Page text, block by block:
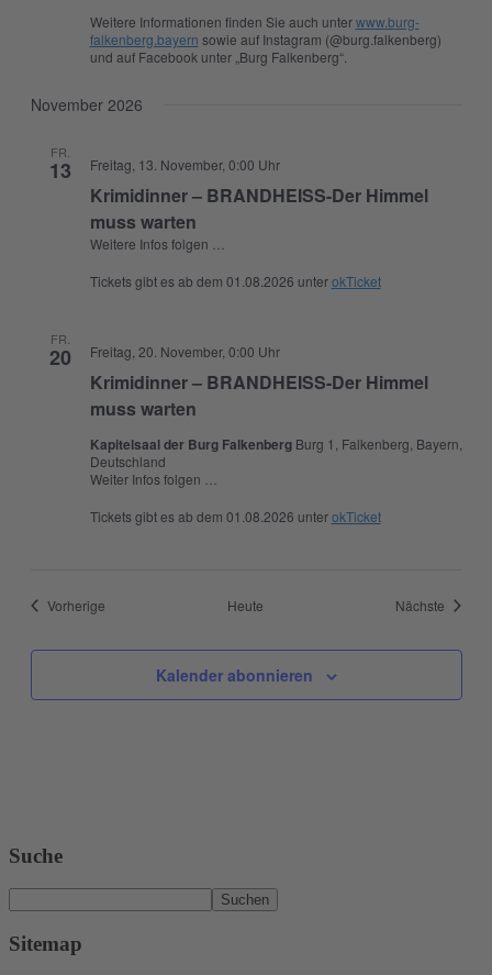
Weitere Informationen finden Sie auch unterwww.burg-
falkenberg.bayern sowie auf Instagram (@burg.falkenberg)
und auf Facebook unter „Burg Falkenberg“.
November 2026
FR.
13
Krimidinner – BRANDHEISS-Der Himmel
muss warten
Freitag, 13. November, 0:00 Uhr
Weitere Infos folgen …
Tickets gibt es ab dem 01.08.2026 unterokTicket
FR.
20
Krimidinner – BRANDHEISS-Der Himmel
muss warten
Freitag, 20. November, 0:00 Uhr
Kapitelsaal der Burg Falkenberg Burg 1, Falkenberg, Bayern,
Deutschland
Weiter Infos folgen …
Tickets gibt es ab dem 01.08.2026 unterokTicket
VorherigeVeranstaltungen Heute Nächste
Kalender abonnieren
Suche
Suchen
Sitemap